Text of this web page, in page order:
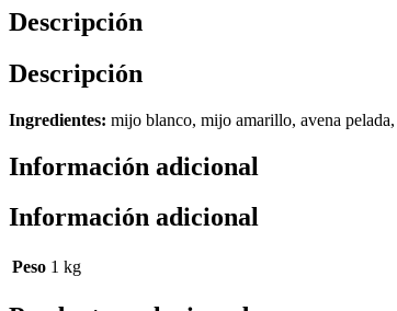
Descripción
Descripción
Ingredientes: mijo blanco, mijo amarillo, avena
Información adicional
Información adicional
Peso 1 kg